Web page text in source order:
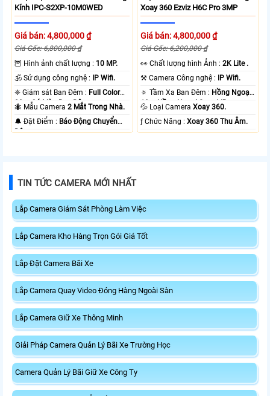
Kính IPC-S2XP-10M0WED
Giá bán: 4,800,000 ₫
Giá Gốc: 6,800,000 ₫
🦉 Hình ảnh chất lượng : 10 MP.
🕉️ Sử dụng công nghệ : IP Wifi.
❈ Giám sát Ban Đêm : Full Color
20m Có Màu Ban Ðêm.
🐜 Mẫu Camera2 Mắt Trong Nhà.
️🔔 Đặt Điểm : Báo Động Chuyển
Động.
Xoay 360 Ezviz H6C Pro 3MP
Giá bán: 4,800,000 ₫
Giá Gốc: 6,200,000 ₫
️👀 Chất lượng hình Ảnh :2K Lite .
⚒ Camera Công nghệ : IP Wifi.
🔅 Tầm Xa Ban Đêm : Hồng Ngoại
10m Hồng Ngoại Smart IR.
💦 Loại CameraXoay 360.
️ƒ Chức Năng :Xoay 360 Thu Âm.
TIN TỨC CAMERA MỚI NHẤT
Lắp Camera Giám Sát Phòng Làm Việc
Lắp Camera Kho Hàng Trọn Gói Giá Tốt
Lắp Đặt Camera Bãi Xe
Lắp Camera Quay Video Đóng Hàng Ngoài Sàn
Lắp Camera Giữ Xe Thông Minh
Giải Pháp Camera Quản Lý Bãi Xe Trường Học
Camera Quản Lý Bãi Giữ Xe Công Ty